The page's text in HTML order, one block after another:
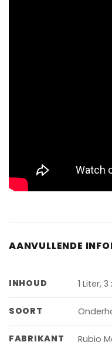
AANVULLENDE
INHOUD 1 Liter,
SOORT
FABRIKANT Rubio